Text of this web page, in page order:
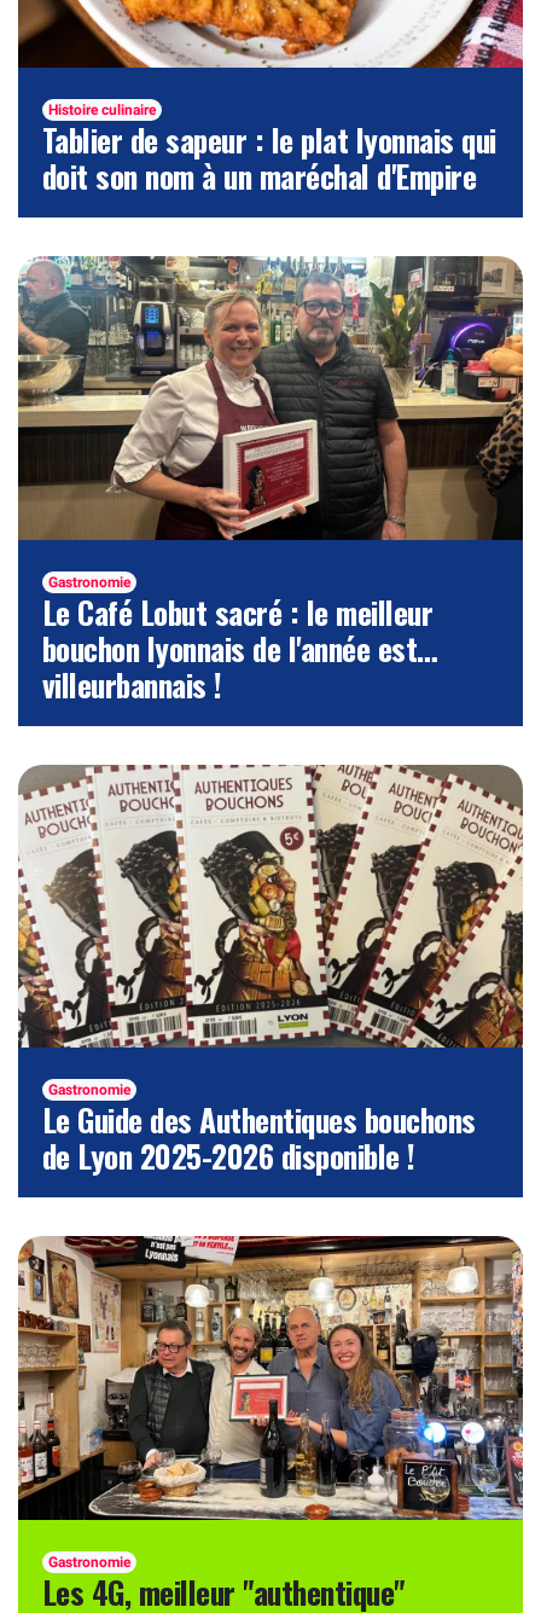
Histoire culinaire
Tablier de sapeur : le plat lyonnais qui
doit son nom à un maréchal d'Empire
Gastronomie
Le Café Lobut sacré : le meilleur
bouchon lyonnais de l'année est…
villeurbannais !
Gastronomie
Le Guide des Authentiques bouchons
de Lyon 2025-2026 disponible !
Gastronomie
Les 4G, meilleur "authentique"